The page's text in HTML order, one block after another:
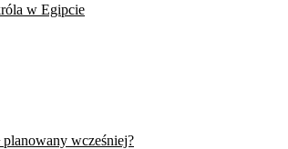
w Egipcie
planowany wcześniej?